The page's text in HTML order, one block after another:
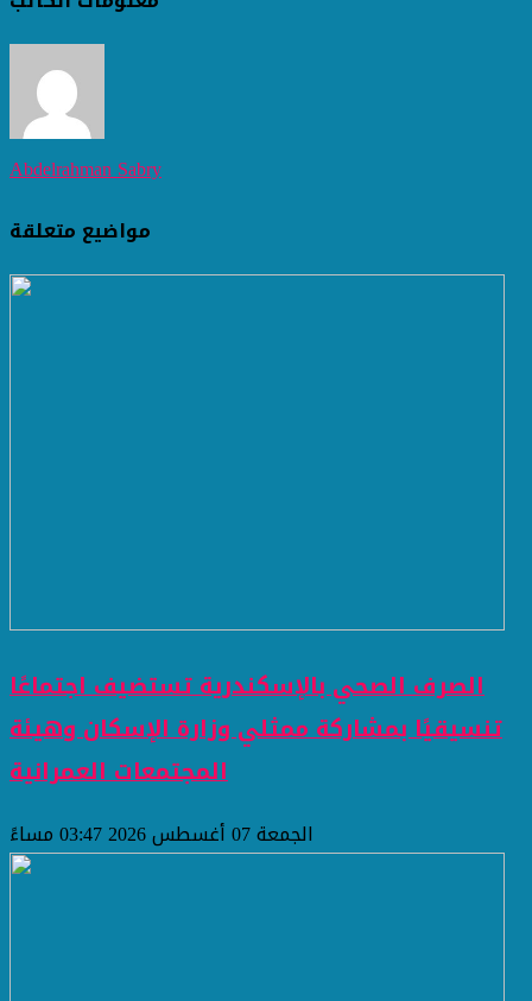
Abdelrahman Sabry
مواضيع متعلقة
الصرف الصحي بالإسكندرية تستضيف اجتماعًا
تنسيقيًا بمشاركة ممثلي وزارة الإسكان وهيئة
المجتمعات العمرانية
الجمعة 07 أغسطس 2026 03:47 مساءً